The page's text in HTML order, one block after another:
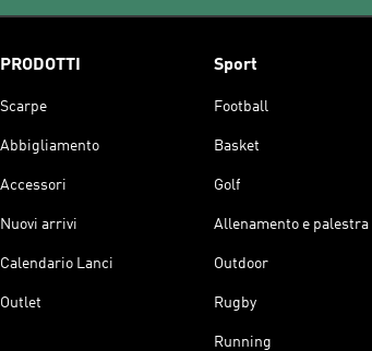
PRODOTTI
Scarpe
Abbigliamento
Accessori
Nuovi arrivi
Calendario Lanci
Outlet
Sport
Football
Basket
Golf
Allenamento e palestra
Outdoor
Rugby
Running